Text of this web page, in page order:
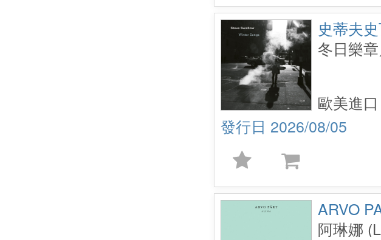
史蒂夫
冬日樂
2026/08/05
歐美進口
ARVO
阿琳娜